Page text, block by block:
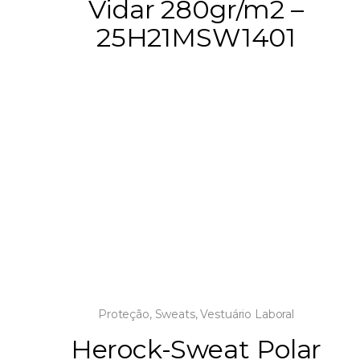
Vidar 280gr/m2 –
25H21MSW1401
Proteção, Sweats,Vestuário Laboral
Herock-Sweat Polar